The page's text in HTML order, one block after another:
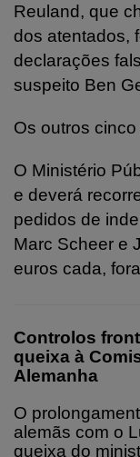
Reuland, que
dos atentados,
declarações
suspeito Ben
Os outros
O Ministério
e deverá
pedidos de
Marc Scheer e
euros cada,
Controlos
queixa à
Alemanha
O
alemãs com o
queixa do